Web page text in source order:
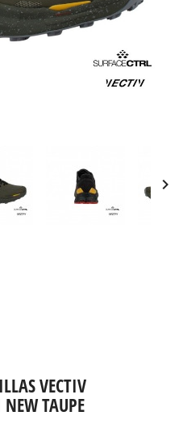

VECTIV
TAUPE